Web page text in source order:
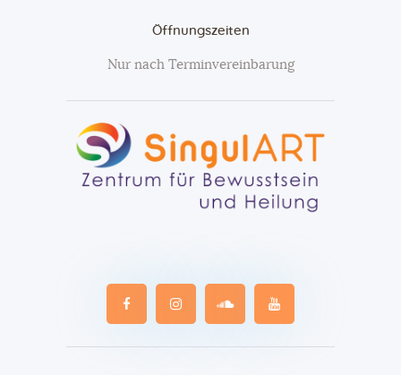
Öffnungszeiten
Nur nach Terminvereinbarung